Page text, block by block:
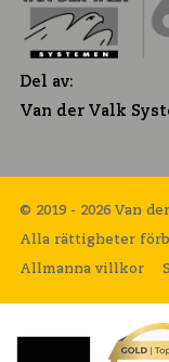
Del av:
Van der Valk
© 2019 - 2026 Van
Alla rättigheter
Allmanna villkor